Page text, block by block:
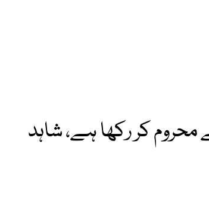
کر رکھا ہے، شاہد